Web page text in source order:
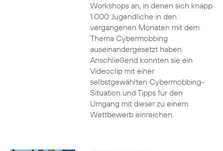
Workshops an, in denen sich knapp
1.000 Jugendliche in den
vergangenen Monaten mit dem
Thema Cybermobbing
auseinandergesetzt haben.
Anschließend konnten sie ein
Videoclip mit einer
selbstgewählten Cybermobbing-
Situation und Tipps für den
Umgang mit dieser zu einem
Wettbewerb einreichen.